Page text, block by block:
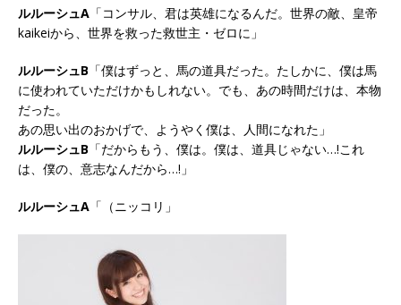
ルルーシュA 「コンサル、君は英雄になるんだ。世界の敵、皇帝
kaikeiから、世界を救った救世主・ゼロに」
ルルーシュB 「僕はずっと、馬の道具だった。たしかに、僕は馬
に使われていただけかもしれない。でも、あの時間だけは、本物
だった。
あの思い出のおかげで、ようやく僕は、人間になれた」
ルルーシュB 「だからもう、僕は。僕は、道具じゃない…!これ
は、僕の、意志なんだから…!」
ルルーシュA 「（ニッコリ」